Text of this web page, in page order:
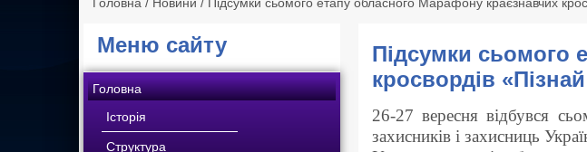
Меню сайту
Головна
Історія
Структура
Підсумки сьомого
кросвордів
26-27 вересня відбувся
захисників і захисниць